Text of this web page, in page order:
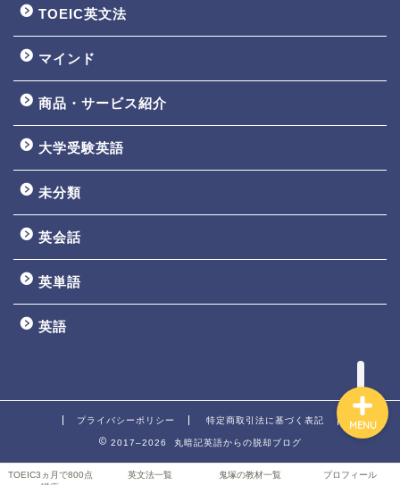
TOEIC英文法
マインド
商品・サービス紹介
大学受験英語
未分類
英会話
英単語
英語
プライバシーポリシー 特定商取引法に基づく表記
2017–2026 丸暗記英語からの脱却ブログ
TOEIC3ヵ月で800点
英文法一覧 鬼塚の教材一覧 プロフィール
MENU
TOEIC3ヵ月で800点講座